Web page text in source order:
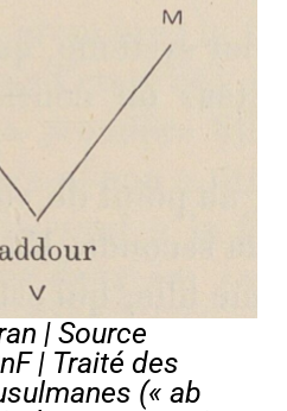
| Source
| Traité des
(« ab